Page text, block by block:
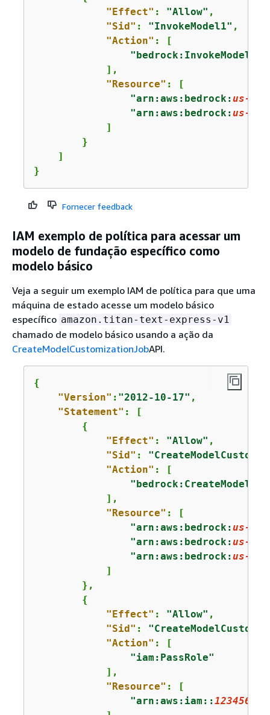
"Effect" : "Allow" ,
"Sid" : "InvokeModel1" ,
"Action" : [
"bedrock:InvokeModel"
            ],
"Resource" : [
"arn:aws:bedrock:us-
"arn:aws:bedrock:us-
            ]
        }
    ]
}
Fornecer feedback
IAM exemplo de política para acessar um
modelo de fundação específico como
modelo básico
Veja a seguir um exemplo IAM de política para que uma
máquina de estado acesse um modelo básico
específico amazon.titan-text-express-v1
chamado de modelo básico usando a ação da
CreateModelCustomizationJobAPI.
{
"Version" : "2012-10-17" ,
"Statement" : [
{
"Effect" : "Allow" ,
"Sid" :
"Action" : [
            ],
"Resource" : [
"arn:aws:bedrock:us-
"arn:aws:bedrock:us-
"arn:aws:bedrock:us-
            ]
        },
{
"Effect" : "Allow" ,
"Sid" :
"Action" : [
"iam:PassRole"
            ],
"Resource" : [
"arn:aws:iam::